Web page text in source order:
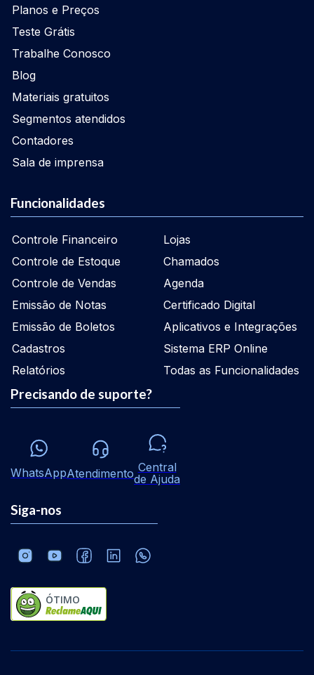
Planos e Preços
Teste Grátis
Trabalhe Conosco
Blog
Materiais gratuitos
Segmentos atendidos
Contadores
Sala de imprensa
Funcionalidades
Controle Financeiro
Controle de Estoque
Controle de Vendas
Emissão de Notas
Emissão de Boletos
Cadastros
Relatórios
Lojas
Chamados
Agenda
Certificado Digital
Aplicativos e Integrações
Sistema ERP Online
Todas as Funcionalidades
Precisando de suporte?
WhatsAppAtendimento Central
de Ajuda
Siga-nos
ÓTIMO